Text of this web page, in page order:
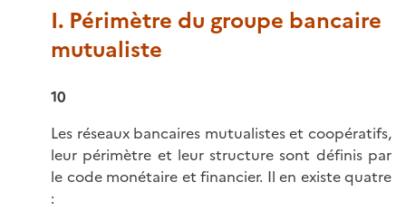
I. Périmètre du groupe bancaire
mutualiste
10
Les réseaux bancaires mutualistes et coopératifs,
leur périmètre et leur structure sont définis par
le code monétaire et financier. Il en existe quatre
: